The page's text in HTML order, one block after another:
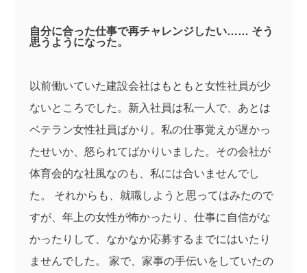
自分に合った仕事で再チャレンジしたい…… そう
思うようになった。
以前働いていた建設会社はもともと女性社員が少
ないところでした。新入社員は私一人で、あとは
ベテラン女性社員ばかり。私の仕事覚えが遅かっ
たせいか、怒られてばかりいました。その会社が
体育会的な社風なのも、私には合いませんでし
た。 それからも、就職しようと思ってはみたので
すが、年上の女性が怖かったり、仕事に自信がな
かったりして、なかなか応募するまでにはいたり
ませんでした。 家で、家事の手伝いをしていたの